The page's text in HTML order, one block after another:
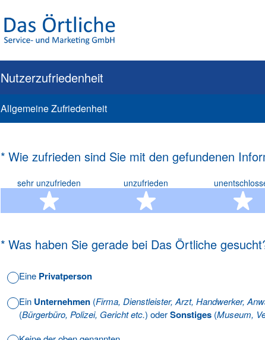
Nutzerzufriedenheit
Allgemeine Zufriedenheit
* Wie zufrieden sind Sie mit den gefundenen
(Erforderlich.)
sehr unzufrieden
1 Stern
unzufrieden
2 Sterne
* Was haben Sie gerade bei Das Örtliche
(Erforderlich.)
Eine Privatperson
Ein Unternehmen (Firma, Dienstleister, Arzt, Handwerker,
(Bürgerbüro, Polizei, Gericht etc.) oderSonstiges (Museum,